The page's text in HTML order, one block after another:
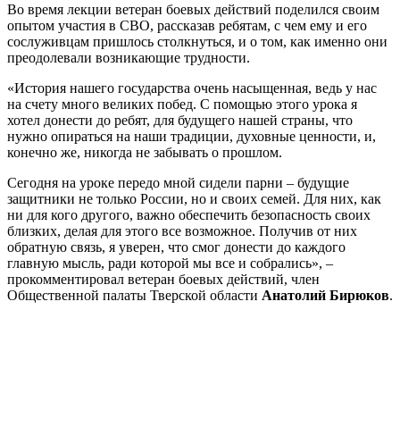
Во время лекции ветеран боевых действий поделился своим
опытом участия в СВО, рассказав ребятам, с чем ему и его
сослуживцам пришлось столкнуться, и о том, как именно они
преодолевали возникающие трудности.
«История нашего государства очень насыщенная, ведь у нас
на счету много великих побед. С помощью этого урока я
хотел донести до ребят, для будущего нашей страны, что
нужно опираться на наши традиции, духовные ценности, и,
конечно же, никогда не забывать о прошлом.
Сегодня на уроке передо мной сидели парни – будущие
защитники не только России, но и своих семей. Для них, как
ни для кого другого, важно обеспечить безопасность своих
близких, делая для этого все возможное. Получив от них
обратную связь, я уверен, что смог донести до каждого
главную мысль, ради которой мы все и собрались», –
прокомментировал ветеран боевых действий, член
Общественной палаты Тверской области Анатолий Бирюков.